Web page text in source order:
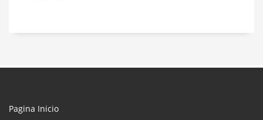
Pagina Inicio